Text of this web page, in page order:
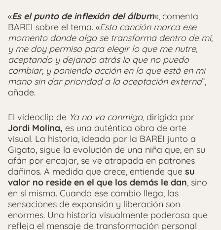
«Es el punto de inflexión del álbum«, comenta
BAREI sobre el tema. «Esta canción marca ese
momento donde algo se transforma dentro de mí,
y me doy permiso para elegir lo que me nutre,
aceptando y dejando atrás lo que no puedo
cambiar, y poniendo acción en lo que está en mi
mano sin dar prioridad a la aceptación externa”,
añade.
El videoclip de Ya no va conmigo, dirigido por
Jordi Molina, es una auténtica obra de arte
visual. La historia, ideada por la BAREI junto a
Gigato, sigue la evolución de una niña que, en su
afán por encajar, se ve atrapada en patrones
dañinos. A medida que crece, entiende que su
valor no reside en el que los demás le dan, sino
en sí misma. Cuando ese cambio llega, las
sensaciones de expansión y liberación son
enormes. Una historia visualmente poderosa que
refleja el mensaje de transformación personal